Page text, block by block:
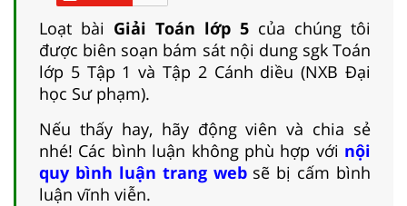
Loạt bài Giải Toán lớp 5 của chúng tôi
được biên soạn bám sát nội dung sgk Toán
lớp 5 Tập 1 và Tập 2 Cánh diều (NXB Đại
học Sư phạm).
Nếu thấy hay, hãy động viên và chia sẻ
nhé! Các bình luận không phù hợp với nội
quy bình luận trang websẽ bị cấm bình
luận vĩnh viễn.